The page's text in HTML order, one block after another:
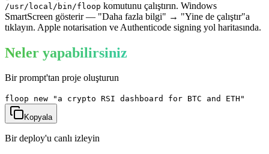
/usr/local/bin/floop komutunu çalıştırın. Windows
SmartScreen gösterir — "Daha fazla bilgi" → "Yine de çalıştır"a
tıklayın. Apple notarisation ve Authenticode signing yol haritasında.
Neler yapabilirsiniz
Bir prompt'tan proje oluşturun
floop new "a crypto RSI dashboard for BTC and ETH"
Kopyala
Bir deploy'u canlı izleyin